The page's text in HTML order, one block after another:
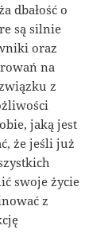
dbałość o
są silnie
oraz
na
z
jaką jest
że jeśli już
swoje życie
z